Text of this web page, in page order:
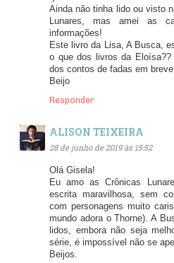
Ainda não tinha lido ou visto
Lunares, mas amei as
informações!
Este livro da Lisa, A Busca,
o que dos livros da
dos contos de fadas em
Beijo
Responder
ALISON TEIXEIRA
28 de junho de 2019 às 15:52
Olá Gisela!
Eu amo as Crônicas
escrita maravilhosa, sem
com personagens muito
mundo adora o Thorne). A
lidos, embora não seja
série, é impossível não se
Beijos.